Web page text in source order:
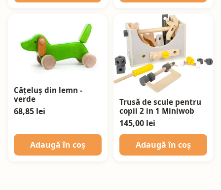
Cățeluș din lemn -
verde
68,85 lei
Adaugă în coș
Trusă de scule pentru
copii 2 in 1 Miniwob
145,00 lei
Adaugă în coș